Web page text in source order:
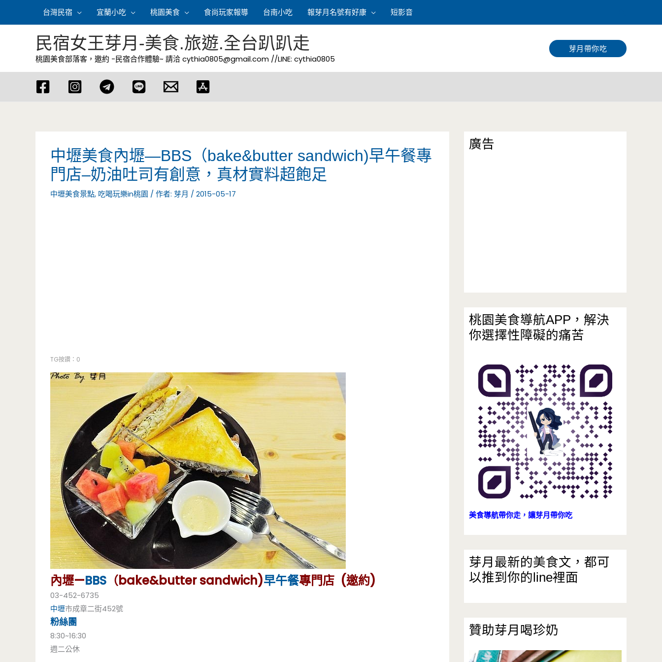
容
台灣民宿 宜蘭小吃 桃園美食 食尚玩家報導 台南小吃 報芽月名號有好康 短影音
尋
民宿女王芽月-美食.旅遊.全台趴趴走
桃園美食部落客，邀約 -民宿合作體驗~ 請洽cythia0805@gmail.com //LINE: cythia0805
芽月帶你吃
中壢美食內壢—BBS（bake&butter sandwich)早午餐專
門店–奶油吐司有創意，真材實料超飽足
中壢美食景點, 吃喝玩樂in桃園 / 作者: 芽月 / 2015-05-17
TG按讚：0
內壢—BBS （bake&butter sandwich)早午餐專門店 (邀約)
03-452-6735
中壢市成章二街452號
粉絲團
8:30~16:30
週二公休
廣告
桃園美食導航APP，解決
你選擇性障礙的痛苦
美食導航帶你走，讓芽月帶你吃
芽月最新的美食文，都可
以推到你的line裡面
贊助芽月喝珍奶